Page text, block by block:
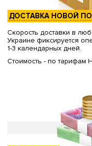
ДОСТАВКА НОВОЙ
Скорость доставки в
Украине фиксируется
1-3 календарных дней.
Стоимость - по тарифам